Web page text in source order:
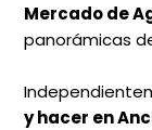
Mercado de
panorámicas
y hacer en